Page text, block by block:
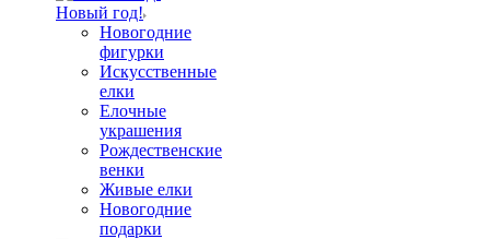
Новый год!
Новогодние
фигурки
Искусственные
елки
Елочные
украшения
Рождественские
венки
Живые елки
Новогодние
подарки